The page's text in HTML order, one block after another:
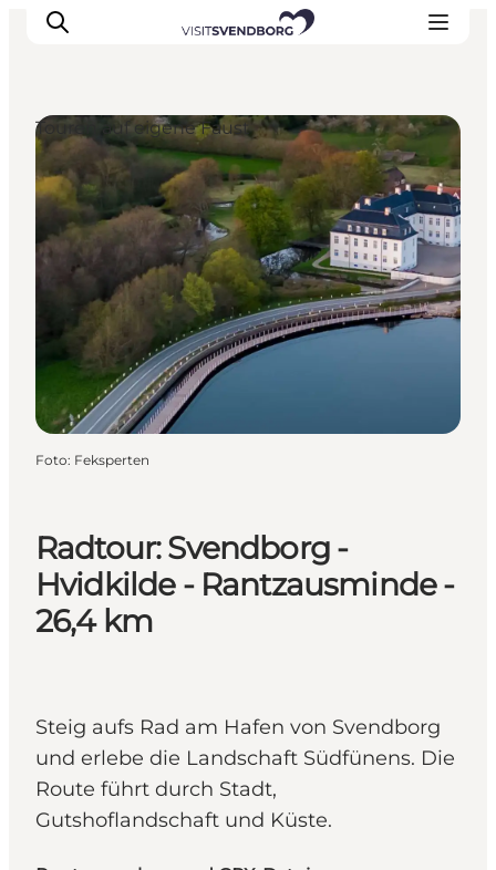
Veranstaltungen
Essen und Trinken
Shopping in Svendborg
Übernachtung
Den Urlaub planen
Radtour: Svendborg -
Hvidkilde - Rantzausminde -
26,4 km
Steig aufs Rad am Hafen von Svendborg
und erlebe die Landschaft Südfünens. Die
Route führt durch Stadt,
Gutshoflandschaft und Küste.
Touren auf eigene Faust
Foto: Feksperten